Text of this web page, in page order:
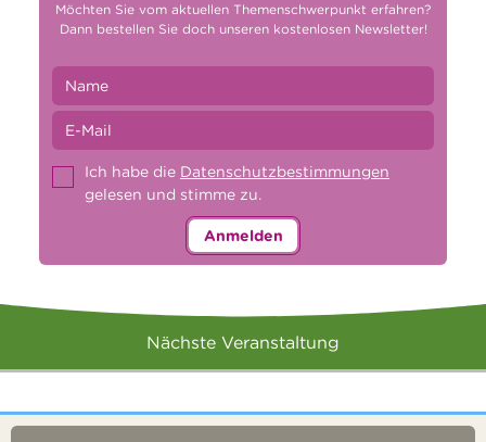
Möchten Sie vom aktuellen Themenschwerpunkt erfahren?
Dann bestellen Sie doch unseren kostenlosen Newsletter!
Ich habe die Datenschutzbestimmungen
gelesen und stimme zu.
Anmelden
Nächste Veranstaltung